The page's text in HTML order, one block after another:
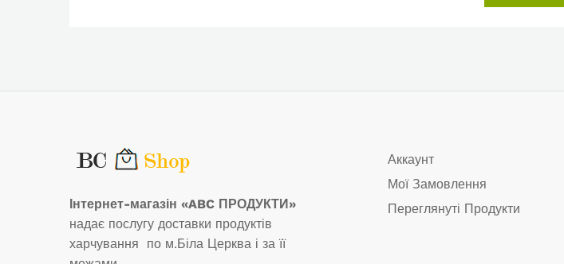
Інтернет-магазін «ABC ПРОДУКТИ»
надає послугу доставки продуктів
харчування по м.Біла Церква і за її
Аккаунт
Мої Замовлення
Переглянуті Продукти